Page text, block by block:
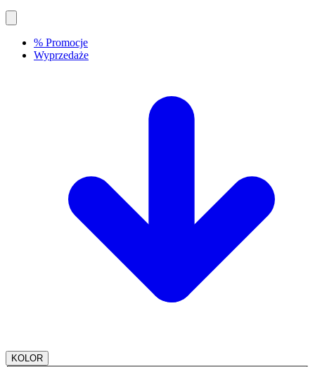
% Promocje
Wyprzedaże
KOLOR